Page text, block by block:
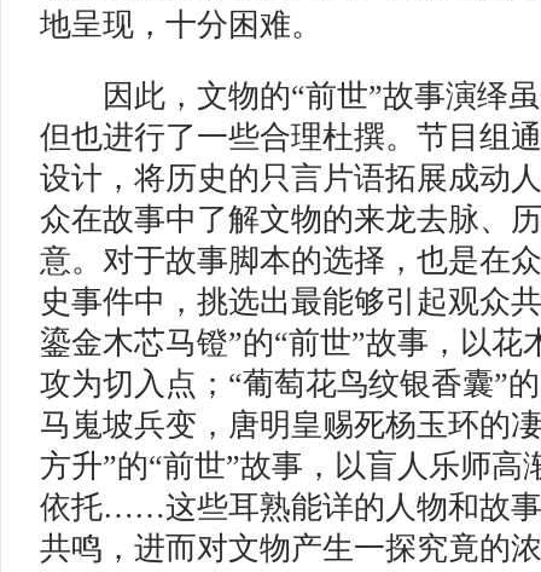
地呈现，十分困难。
因此，文物的“前世”故事演绎虽
但也进行了一些合理杜撰。节目组
设计，将历史的只言片语拓展成动
众在故事中了解文物的来龙去脉、
意。对于故事脚本的选择，也是在
史事件中，挑选出最能够引起观众
鎏金木芯马镫”的“前世”故事，以花
攻为切入点；“葡萄花鸟纹银香囊”
马嵬坡兵变，唐明皇赐死杨玉环的
方升”的“前世”故事，以盲人乐师高
依托……这些耳熟能详的人物和故
共鸣，进而对文物产生一探究竟的